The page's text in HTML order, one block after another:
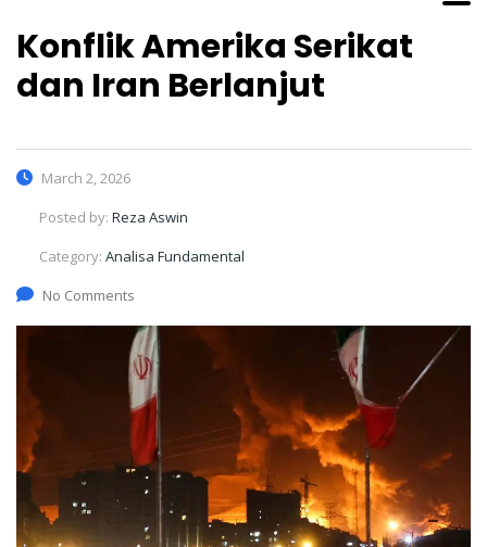
Konflik Amerika Serikat
dan Iran Berlanjut
March 2, 2026
Posted by: Reza Aswin
Category: Analisa Fundamental
No Comments